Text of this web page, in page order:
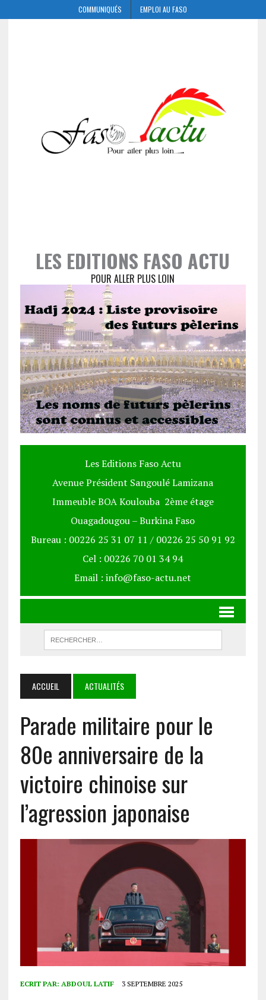
COMMUNIQUÉS EMPLOI AU FASO
LES EDITIONS FASO ACTU
POUR ALLER PLUS LOIN
Les Editions Faso Actu
Avenue Président Sangoulé Lamizana
Immeuble BOA Koulouba 2ème étage
Ouagadougou – Burkina Faso
Bureau : 00226 25 31 07 11 / 00226 25 50 91 92
Cel : 00226 70 01 34 94
Email : info@faso-actu.net
ACCUEIL ACTUALITÉS
Parade militaire pour le
80e anniversaire de la
victoire chinoise sur
l’agression japonaise
ECRIT PAR: ABDOUL LATIF 3 SEPTEMBRE 2025